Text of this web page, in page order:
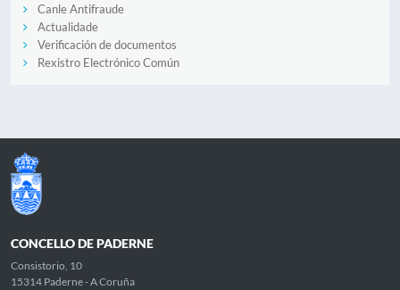
Canle Antifraude
Actualidade
Verificación de documentos
Rexistro Electrónico Común
CONCELLO DE PADERNE
Consistorio, 10
15314 Paderne - A Coruña